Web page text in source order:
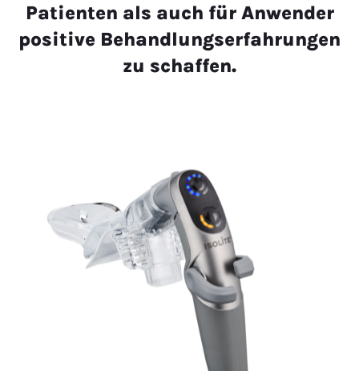
Patienten als auch für Anwender
positive Behandlungserfahrungen
zu schaffen.